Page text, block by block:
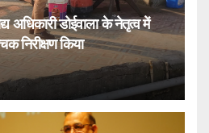
अधिकारी डोईवाला के नेतृत्व में
निरीक्षण किया